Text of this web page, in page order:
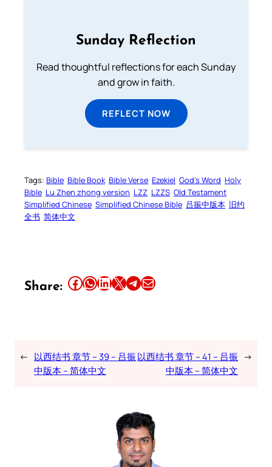
Sunday Reflection
Read thoughtful reflections for each Sunday
and grow in faith.
REFLECT NOW
Tags: Bible Bible Book Bible Verse Ezekiel God’s Word Holy
Bible Lu Zhen zhong version LZZ LZZS Old Testament
Simplified Chinese Simplified Chinese Bible 吕振中版本 旧约
全书 简体中文
Share: Share this article on Facebook Share this article on WhatsApp Share this article on LinkedIn Share this article on X Share this article on TelegramEmail this Article
← 以西结书 章节 – 39 – 吕振
中版本 – 简体中文
以西结书 章节 – 41 – 吕振
中版本 – 简体中文
→